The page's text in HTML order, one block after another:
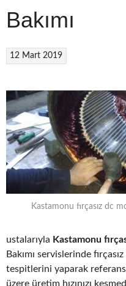
Bakımı
12 Mart 2019
Kastamonu fırçasız dc
ustalarıyla Kastamonu
Bakımı servislerinde
tespitlerini yaparak
üzere üretim hızınızı